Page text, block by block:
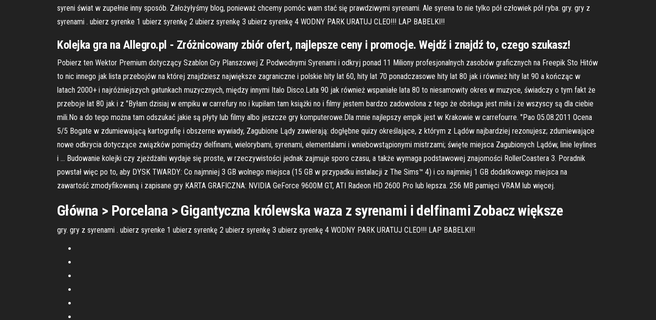
syreni świat w zupełnie inny sposób. Założyłyśmy blog, ponieważ chcemy pomóc wam stać się prawdziwymi syrenami. Ale syrena to nie tylko pół człowiek pół ryba. gry. gry z
syrenami . ubierz syrenke 1 ubierz syrenkę 2 ubierz syrenkę 3 ubierz syrenkę 4 WODNY PARK URATUJ CLEO!!! LAP BABELKI!!
Kolejka gra na Allegro.pl - Zróżnicowany zbiór ofert, najlepsze ceny i promocje. Wejdź i znajdź to, czego szukasz!
Pobierz ten Wektor Premium dotyczący Szablon Gry Planszowej Z Podwodnymi Syrenami i odkryj ponad 11 Miliony profesjonalnych zasobów graficznych na Freepik Sto Hitów
to nic innego jak lista przebojów na której znajdziesz największe zagraniczne i polskie hity lat 60, hity lat 70 ponadczasowe hity lat 80 jak i również hity lat 90 a kończąc w
latach 2000+ i najróżniejszych gatunkach muzycznych, między innymi Italo Disco.Lata 90 jak również wspaniałe lata 80 to niesamowity okres w muzyce, świadczy o tym fakt że
przeboje lat 80 jak i z "Byłam dzisiaj w empiku w carrefury no i kupiłam tam książki no i filmy jestem bardzo zadowolona z tego że obsługa jest miła i że wszyscy są dla ciebie
mili.No a do tego można tam odszukać jakie są płyty lub filmy albo jeszcze gry komputerowe.Dla mnie najlepszy empik jest w Krakowie w carrefourre. "Pao 05.08.2011 Ocena
5/5 Bogate w zdumiewającą kartografię i obszerne wywiady, Zagubione Lądy zawierają: dogłębne quizy określające, z którym z Lądów najbardziej rezonujesz; zdumiewające
nowe odkrycia dotyczące związków pomiędzy delfinami, wielorybami, syrenami, elementalami i wniebowstąpionymi mistrzami; święte miejsca Zagubionych Lądów, linie leylines
i … Budowanie kolejki czy zjeżdżalni wydaje się proste, w rzeczywistości jednak zajmuje sporo czasu, a także wymaga podstawowej znajomości RollerCoastera 3. Poradnik
powstał więc po to, aby DYSK TWARDY: Co najmniej 3 GB wolnego miejsca (15 GB w przypadku instalacji z The Sims™ 4) i co najmniej 1 GB dodatkowego miejsca na
zawartość zmodyfikowaną i zapisane gry KARTA GRAFICZNA: NVIDIA GeForce 9600M GT, ATI Radeon HD 2600 Pro lub lepsza. 256 MB pamięci VRAM lub więcej.
Główna > Porcelana > Gigantyczna królewska waza z syrenami i delfinami Zobacz większe
gry. gry z syrenami . ubierz syrenke 1 ubierz syrenkę 2 ubierz syrenkę 3 ubierz syrenkę 4 WODNY PARK URATUJ CLEO!!! LAP BABELKI!!